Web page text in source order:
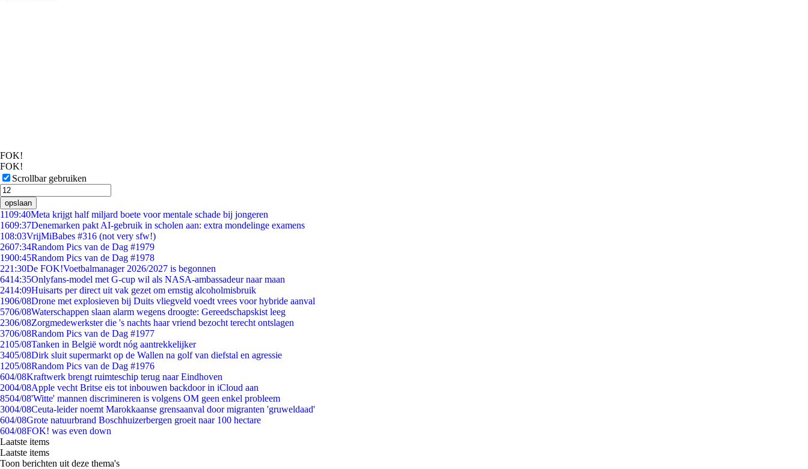
FOK!
FOK!
Scrollbar gebruiken
opslaan
1109:40Meta krijgt half miljard boete voor mentale schade bij jongeren
1609:37Denemarken pakt AI-gebruik in scholen aan: extra mondelinge examens
108:03VrijMiBabes #316 (not very sfw!)
2607:34Random Pics van de Dag #1979
1900:45Random Pics van de Dag #1978
221:30De FOK!Voetbalmanager 2026/2027 is begonnen
6414:35Onlyfans-model met G-cup wil als NASA-ambassadeur naar maan
2414:09Huisarts per direct uit vak gezet om ernstig alcoholmisbruik
1906/08Drone met explosieven bij Duits vliegveld voedt vrees voor hybride aanval
5706/08Waterschappen slaan alarm wegens droogte: Gereedschapskist leeg
2306/08Zorgmedewerkster die 's nachts haar vriend bezocht terecht ontslagen
3706/08Random Pics van de Dag #1977
2105/08Tanken in België wordt nóg aantrekkelijker
3405/08Dirk sluit supermarkt op de Wallen na golf van diefstal en agressie
1205/08Random Pics van de Dag #1976
604/08Kraftwerk brengt ruimteschip terug naar Eindhoven
2004/08Apple vecht Britse eis tot inbouwen backdoor in iCloud aan
8504/08'Witte' mannen discrimineren is volgens OM geen enkel probleem
3004/08Ceuta-leider noemt Marokkaanse grensaanval door migranten 'gruweldaad'
604/08Grote natuurbrand Boschhuizerbergen groeit naar 100 hectare
604/08FOK! was even down
Laatste items
Laatste items
Toon berichten uit deze thema's